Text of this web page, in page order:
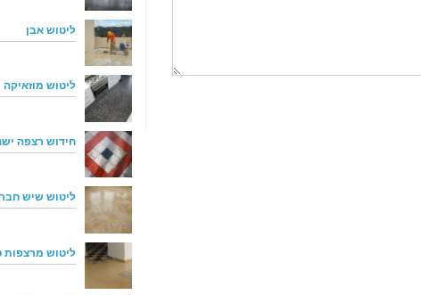
ליטוש אבן
ליטוש מוזאיקה
חידוש רצפה
ליטוש שיש
ליטוש מרצפות